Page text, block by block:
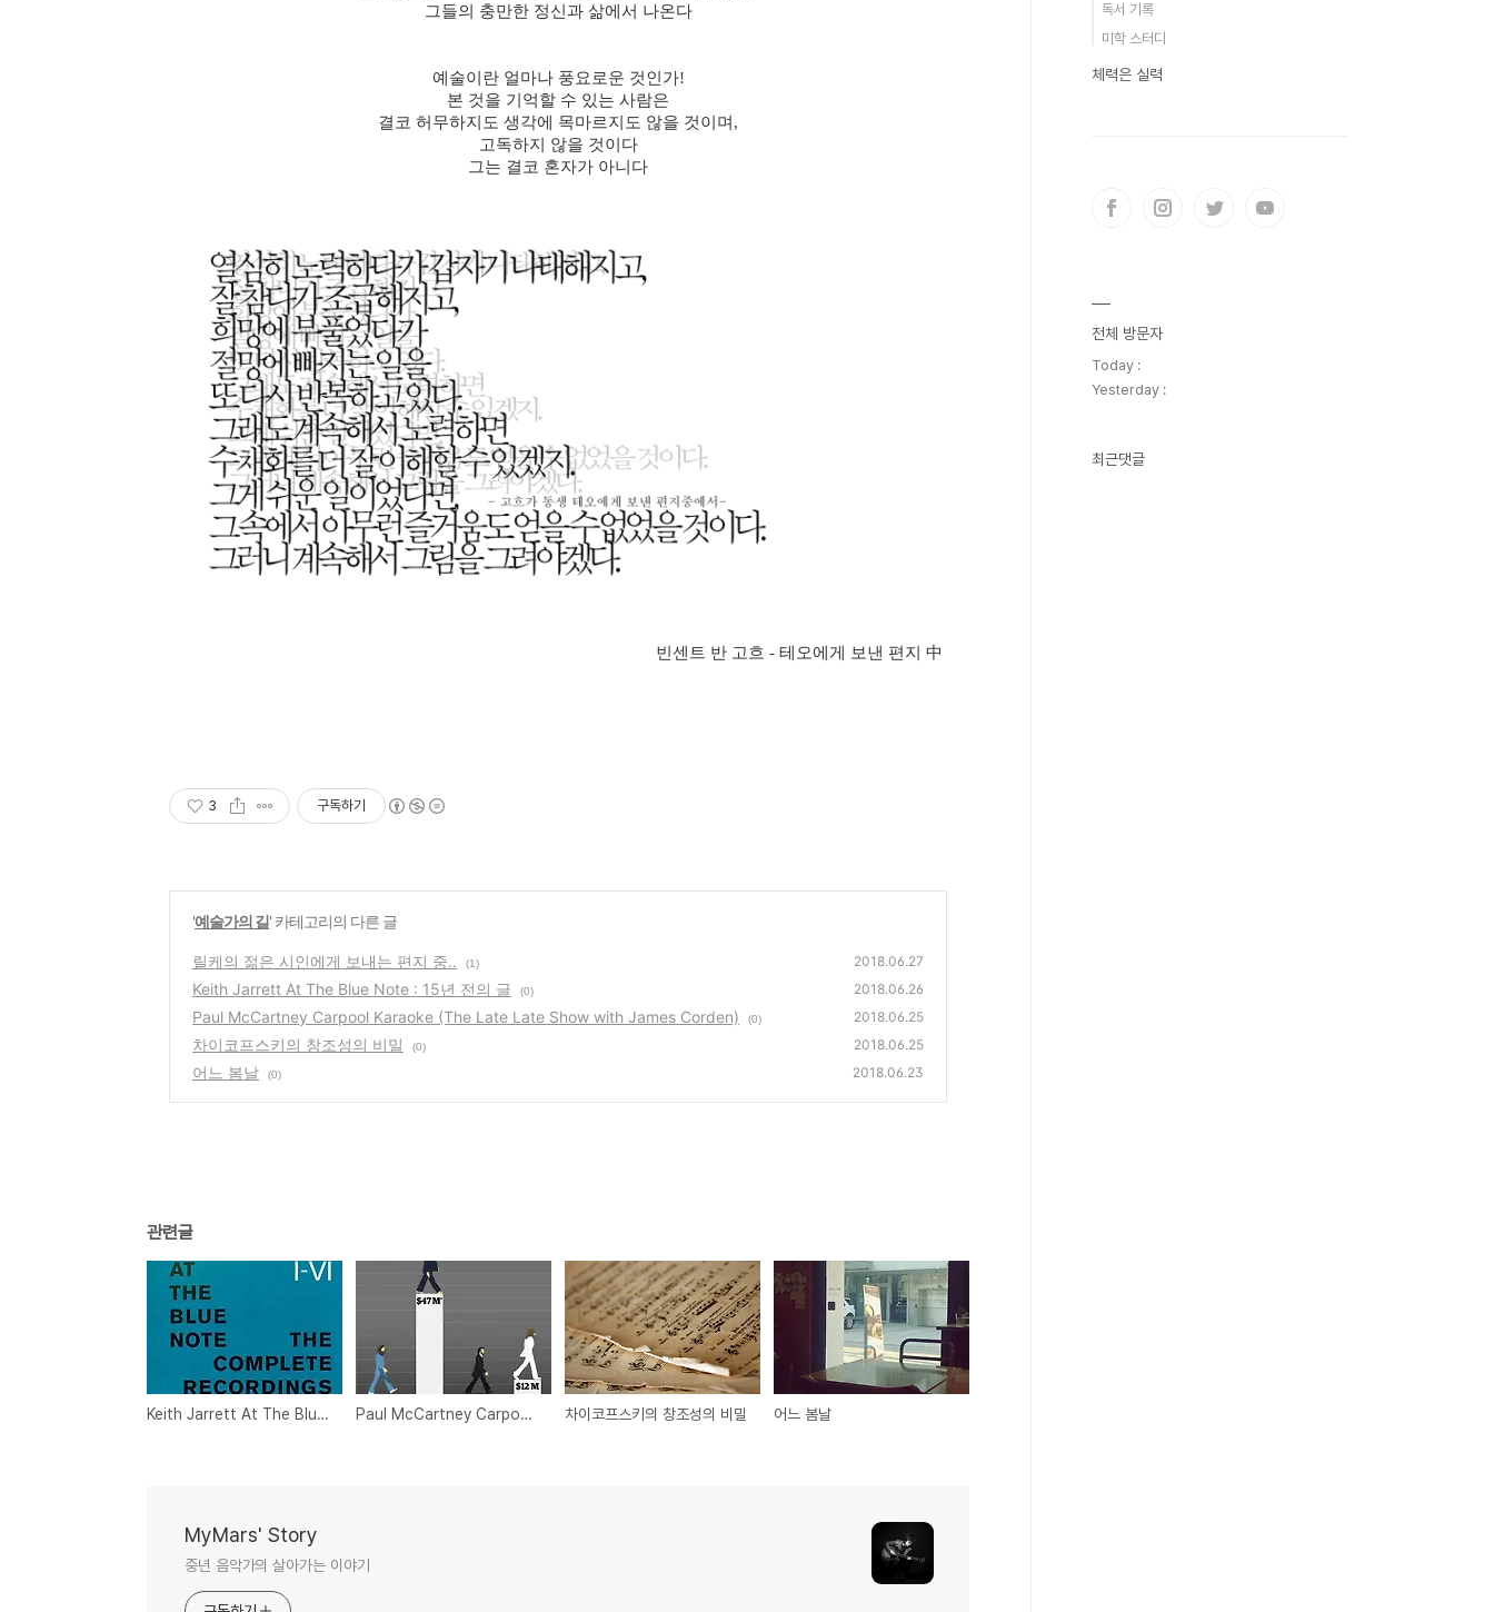
그들의 충만한 정신과 삶에서 나온다
예술이란 얼마나 풍요로운 것인가!
본 것을 기억할 수 있는 사람은
결코 허무하지도 생각에 목마르지도 않을 것이며,
고독하지 않을 것이다
그는 결코 혼자가 아니다
빈센트 반 고흐 - 테오에게 보낸 편지 中
3 구독하기
'예술가의 길' 카테고리의 다른 글
릴케의 젊은 시인에게 보내는 편지 중.. (1) 2018.06.27
Keith Jarrett At The Blue Note : 15년 전의 글 (0) 2018.06.26
Paul McCartney Carpool Karaoke (The Late Late Show with James Corden) (0) 2018.06.25
차이코프스키의 창조성의 비밀 (0) 2018.06.25
어느 봄날 (0) 2018.06.23
관련글
Keith Jarrett At The Blue Note : 15년 전의 글 Paul McCartney Carpool Karaoke (The Late Late Show with James Corden) 차이코프스키의 창조성의 비밀 어느 봄날
MyMars' Story
중년 음악가의 살아가는 이야기
독서 기록
미학 스터디
체력은 실력
전체 방문자
Today :
Yesterday :
최근댓글